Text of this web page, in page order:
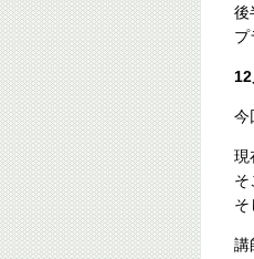
後
プ
今
現
そ
そ
講